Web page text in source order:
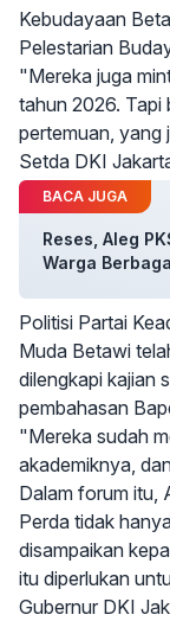
Kebudayaan
Pelestarian
"Mereka juga
tahun 2026. Tapi
pertemuan, yang
Setda DKI
BACA JUGA
Reses, Aleg
Warga
Politisi Partai
Muda Betawi
dilengkapi kajian
pembahasan
"Mereka sudah
akademiknya,
Dalam forum itu,
Perda tidak
disampaikan
itu diperlukan
Gubernur DKI